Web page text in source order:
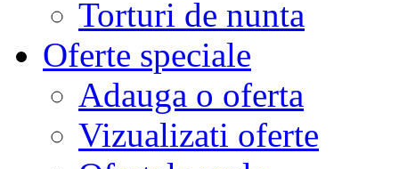
Torturi de nunta
Oferte speciale
Adauga o oferta
Vizualizati oferte